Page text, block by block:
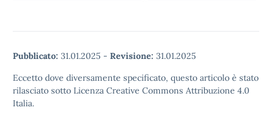
Pubblicato: 31.01.2025 - Revisione: 31.01.2025
Eccetto dove diversamente specificato, questo articolo è stato
rilasciato sotto Licenza Creative Commons Attribuzione 4.0
Italia.